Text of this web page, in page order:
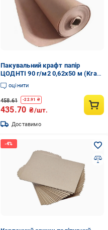
Пакувальний крафт папір
ЦОДНТІ 90 г/м2 0,62x50 м (Kraft
062/50 90 4)
оцінити
458.61 -22.91 ₴
435.70 ₴/шт.
Доставимо